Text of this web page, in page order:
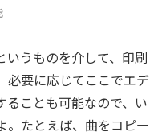
いうものを介して、印刷
必要に応じてここでエデ
ることも可能なので、い
。たとえば、曲をコピー